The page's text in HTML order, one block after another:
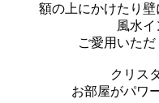
額の上にかけたり
風水
ご愛用いた
クリス
お部屋がパワ